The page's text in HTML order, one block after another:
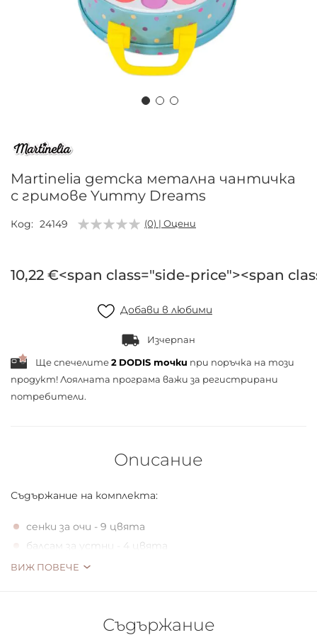
началото
галерия
със
снимки
Martinelia детска метална чантичка
с гримове Yummy Dreams
Код 24149 (0) | Оцени
10,22 €<span class="side-price"><span
Добави в любими
Изчерпан
Ще спечелите2 DODIS точки при поръчка на този
продукт! Лоялната програма важи за регистрирани
потребители.
Описание
Съдържание на комплекта:
сенки за очи - 9 цвята
балсам за устни - 4 цвята
апликатор
ВИЖ ПОВЕЧЕ
Съдържание